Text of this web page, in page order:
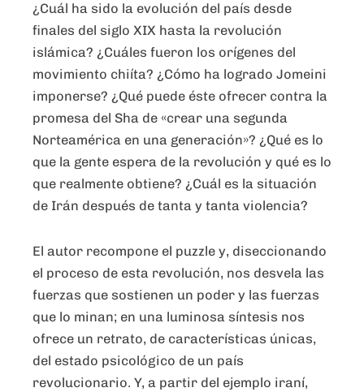
¿Cuál ha sido la evolución del país desde
finales del siglo XIX hasta la revolución
islámica? ¿Cuáles fueron los orígenes del
movimiento chiíta? ¿Cómo ha logrado Jomeini
imponerse? ¿Qué puede éste ofrecer contra la
promesa del Sha de «crear una segunda
Norteamérica en una generación»? ¿Qué es lo
que la gente espera de la revolución y qué es lo
que realmente obtiene? ¿Cuál es la situación
de Irán después de tanta y tanta violencia?
El autor recompone el puzzle y, diseccionando
el proceso de esta revolución, nos desvela las
fuerzas que sostienen un poder y las fuerzas
que lo minan; en una luminosa síntesis nos
ofrece un retrato, de características únicas,
del estado psicológico de un país
revolucionario. Y, a partir del ejemplo iraní,